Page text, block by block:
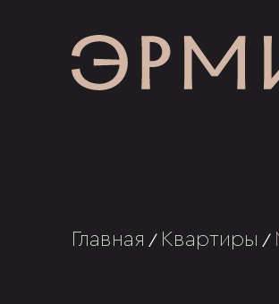
Главная / Квартиры /